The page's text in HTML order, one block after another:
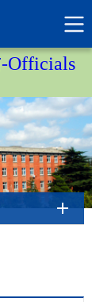
Officials